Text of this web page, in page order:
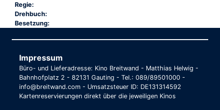
Regie:
Drehbuch:
Besetzung:
Impressum
Büro- und Lieferadresse: Kino Breitwand - Matthias Helwig -
Bahnhofplatz 2 - 82131 Gauting - Tel.: 089/89501000 -
info@breitwand.com - Umsatzsteuer ID: DE131314592
Kartenreservierungen direkt über die jeweiligen Kinos